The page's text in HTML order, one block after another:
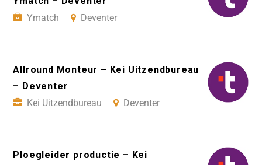
Ymatch
Deventer
Allround Monteur – Kei Uitzendbureau
– Deventer
Kei Uitzendbureau
Deventer
Ploegleider productie – Kei